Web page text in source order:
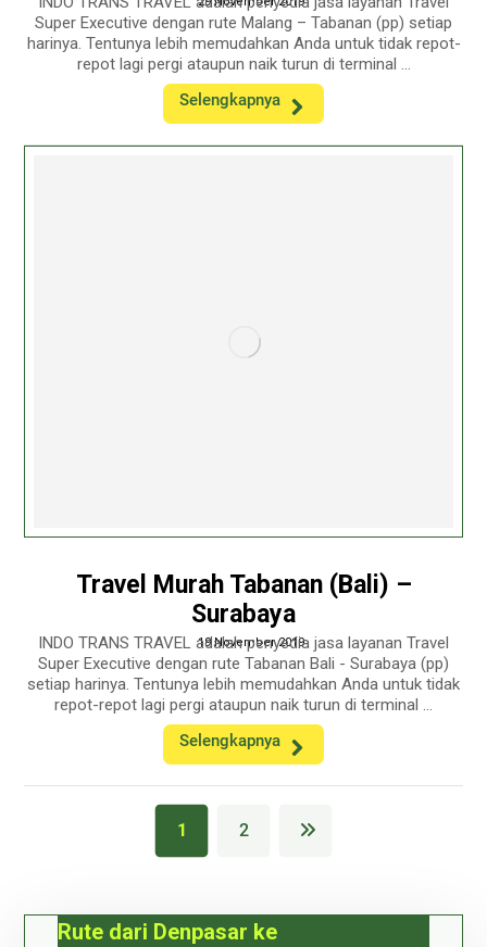
Super Executive dengan rute Malang – Tabanan (pp) setiap
harinya. Tentunya lebih memudahkan Anda untuk tidak repot-
repot lagi pergi ataupun naik turun di terminal ...
Selengkapnya
Travel Murah Tabanan (Bali) –
Surabaya
19 November 2019
INDO TRANS TRAVEL adalah penyedia jasa layanan Travel
Super Executive dengan rute Tabanan Bali - Surabaya (pp)
setiap harinya. Tentunya lebih memudahkan Anda untuk tidak
repot-repot lagi pergi ataupun naik turun di terminal ...
Selengkapnya
1 2
Rute dari Denpasar ke